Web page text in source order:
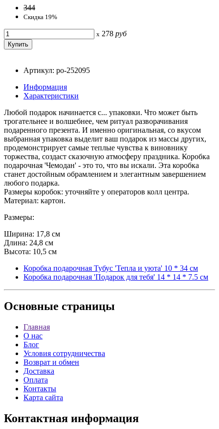
344
Скидка 19%
x 278 руб
Артикул: po-252095
Информация
Характеристики
Любой подарок начинается с... упаковки. Что может быть
трогательнее и волшебнее, чем ритуал разворачивания
подаренного презента. И именно оригинальная, со вкусом
выбранная упаковка выделит ваш подарок из массы других,
продемонстрирует самые теплые чувства к виновнику
торжества, создаст сказочную атмосферу праздника. Коробка
подарочная 'Чемодан' - это то, что вы искали. Эта коробка
станет достойным обрамлением и элегантным завершением
любого подарка.
Размеры коробок: уточняйте у операторов колл центра.
Материал: картон.
Размеры:
Ширина: 17,8 см
Длина: 24,8 см
Высота: 10,5 см
Коробка подарочная Тубус 'Тепла и уюта' 10 * 34 см
Коробка подарочная 'Подарок для тебя' 14 * 14 * 7.5 см
Основные страницы
Главная
О нас
Блог
Условия сотрудничества
Возврат и обмен
Доставка
Оплата
Контакты
Карта сайта
Контактная информация